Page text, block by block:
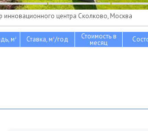
инновационного центра Сколково, Москва
м2 Ставка, м2/год Стоимость в
месяц